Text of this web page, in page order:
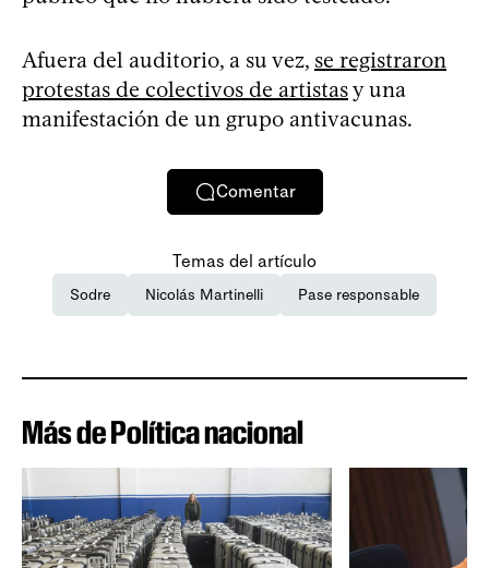
Afuera del auditorio, a su vez, se registraron
protestas de colectivos de artistasy una
manifestación de un grupo antivacunas.
Comentar
Temas del artículo
Sodre Nicolás Martinelli Pase responsable
Más de Política nacional